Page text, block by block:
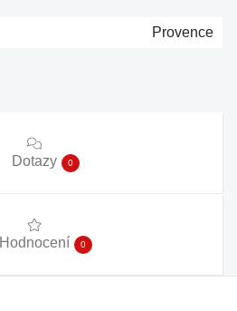
Provence
Dotazy 0
Hodnocení 0